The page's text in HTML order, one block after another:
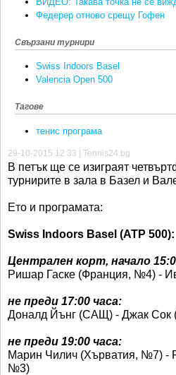
БЛОГ
ВИДЕО
Други
Любители
Федерер отново срещу Гофен
Свързани турнири
Swiss Indoors Basel
Valencia Open 500
Тагове
тенис програма
29-10-2015 12:33 | Tennis24.bg
В петък ще се изиграят
турнирите в зала в Базел и
Ето и програмата:
Swiss Indoors Basel (ATP 500):
Централен корт, начало
Ришар Гаске (Франция, №4) -
не преди 17:00 часа:
Доналд Йънг (САЩ) - Джак
не преди 19:00 часа:
Марин Чилич (Хърватия, №7) -
№3)